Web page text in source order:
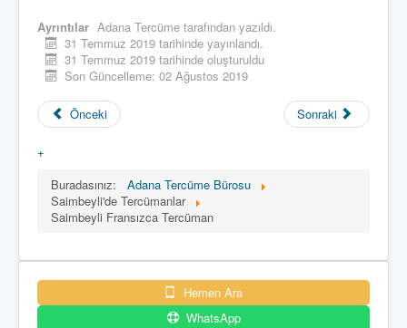
Ayrıntılar Adana Tercüme tarafından yazıldı.
31 Temmuz 2019 tarihinde yayınlandı.
31 Temmuz 2019 tarihinde oluşturuldu
Son Güncelleme: 02 Ağustos 2019
Önceki Sonraki
+
Buradasınız:
Adana Tercüme Bürosu
Saimbeyli'de Tercümanlar
Saimbeyli Fransızca Tercüman
Hemen Ara
WhatsApp